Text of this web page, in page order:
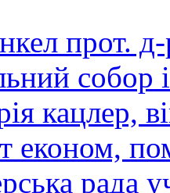
прот.
собор
кацлер,
економ,
рада